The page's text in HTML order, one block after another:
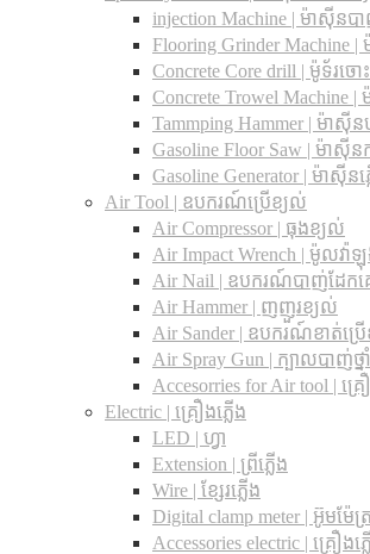
injection Machine | ម៉ាស៊ីនបា
Flooring Grinder Machine
Concrete Core drill | ម៉ូទ័រចោ
Concrete Trowel Machine |
Tammping Hammer | ម៉ាស៊ីន
Gasoline Floor Saw | ម៉ាស៊ីន
Gasoline Generator | ម៉ាស៊ីនភ្
Air Tool | ឧបករណ៍ប្រើខ្យល់
Air Compressor | ធុងខ្យល់
Air Impact Wrench | ម៉ូលវ៉ា
Air Nail | ឧបករណ៍បាញ់ដែក
Air Hammer | ញញួរខ្យល់
Air Sander | ឧបករណ៍ខាត់ប្រ
Air Spray Gun | ក្បាលបាញ់ថ្នាំ
Accesorries for Air tool | គ្
Electric | គ្រឿងភ្លើង
LED | ហ្វា
Extension | ព្រីភ្លើង
Wire | ខ្សែរភ្លើង
Digital clamp meter | អ៊ូមម៉ែត្រ
Accessories electric | គ្រឿងភ្